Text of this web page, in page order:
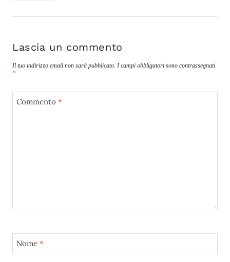
Lascia un commento
Il tuo indirizzo email non sarà pubblicato. I campi obbligatori sono contrassegnati
*
Commento *
Nome *